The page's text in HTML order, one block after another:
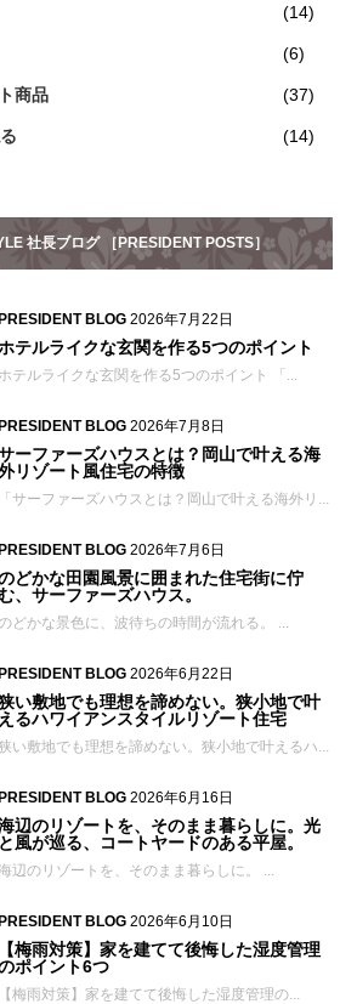
(14)
(6)
商品 (37)
(14)
社長ブログ ［PRESIDENT POSTS］
BLOG 2026年7月22日
テルライクな玄関を作る5つのポイント
ホテルライクな玄関を作る5つのポイント 「...
BLOG 2026年7月8日
ーファーズハウスとは？岡山で叶える海
リゾート風住宅の特徴
「サーファーズハウスとは？岡山で叶える海外リ...
BLOG 2026年7月6日
どかな田園風景に囲まれた住宅街に佇
、サーファーズハウス。
どかな景色に、波待ちの時間が流れる。 ...
BLOG 2026年6月22日
い敷地でも理想を諦めない。狭小地で叶
えるハワイアンスタイルリゾート住宅
い敷地でも理想を諦めない。狭小地で叶えるハ...
BLOG 2026年6月16日
辺のリゾートを、そのまま暮らしに。光
と風が巡る、コートヤードのある平屋。
辺のリゾートを、そのまま暮らしに。 ...
BLOG 2026年6月10日
【梅雨対策】家を建てて後悔した湿度管理
ポイント6つ
【梅雨対策】家を建てて後悔した湿度管理の...